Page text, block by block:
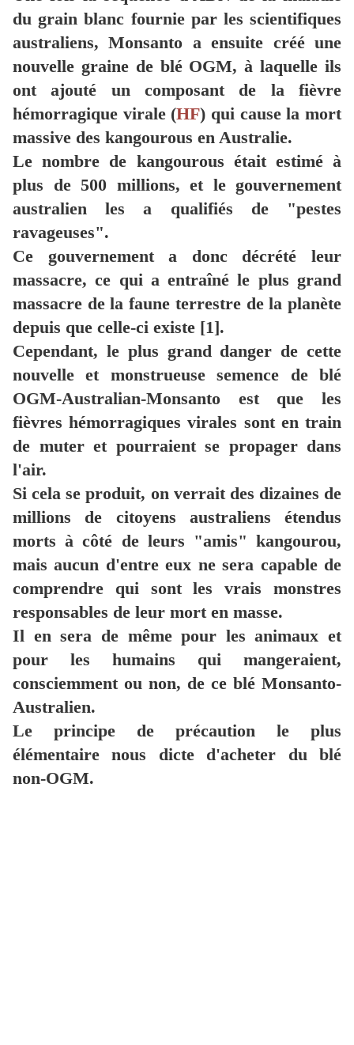
du grain blanc fournie par les scientifiques
australiens, Monsanto a ensuite créé une
nouvelle graine de blé OGM, à laquelle ils
ont ajouté un composant de la fièvre
hémorragique virale (HF) qui cause la mort
massive des kangourous en Australie.
Le nombre de kangourous était estimé à
plus de 500 millions, et le gouvernement
australien les a qualifiés de "pestes
ravageuses".
Ce gouvernement a donc décrété leur
massacre, ce qui a entraîné le plus grand
massacre de la faune terrestre de la planète
depuis que celle-ci existe [1].
Cependant, le plus grand danger de cette
nouvelle et monstrueuse semence de blé
OGM-Australian-Monsanto est que les
fièvres hémorragiques virales sont en train
de muter et pourraient se propager dans
l'air.
Si cela se produit, on verrait des dizaines de
millions de citoyens australiens étendus
morts à côté de leurs "amis" kangourou,
mais aucun d'entre eux ne sera capable de
comprendre qui sont les vrais monstres
responsables de leur mort en masse.
Il en sera de même pour les animaux et
pour les humains qui mangeraient,
consciemment ou non, de ce blé Monsanto-
Australien.
Le principe de précaution le plus
élémentaire nous dicte d'acheter du blé
non-OGM.